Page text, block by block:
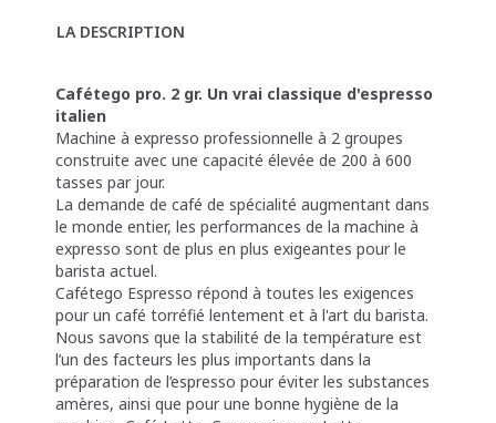
LA DESCRIPTION
Cafétego pro. 2 gr. Un vrai classique d'espresso
italien
Machine à expresso professionnelle à 2 groupes
construite avec une capacité élevée de 200 à 600
tasses par jour.
La demande de café de spécialité augmentant dans
le monde entier, les performances de la machine à
expresso sont de plus en plus exigeantes pour le
barista actuel.
Cafétego Espresso répond à toutes les exigences
pour un café torréfié lentement et à l'art du barista.
Nous savons que la stabilité de la température est
l’un des facteurs les plus importants dans la
préparation de l’espresso pour éviter les substances
amères, ainsi que pour une bonne hygiène de la